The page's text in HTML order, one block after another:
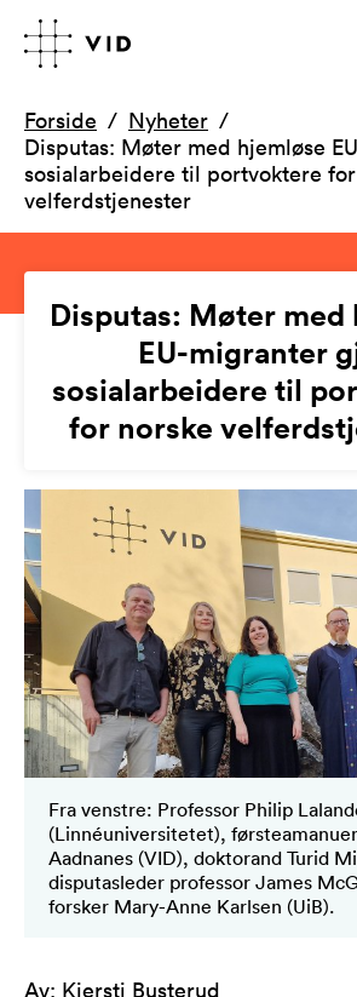
Forside
Nyheter
Disputas: Møter med hjemløse
sosialarbeidere til portvoktere
velferdstjenester
Disputas: Møter med
EU-migranter
sosialarbeidere til
for norske
Fra venstre: Professor Philip
(Linnéuniversitetet),
Aadnanes (VID), doktorand Turid
disputasleder professor James
forsker Mary-Anne Karlsen (UiB).
Av: Kjersti Busterud